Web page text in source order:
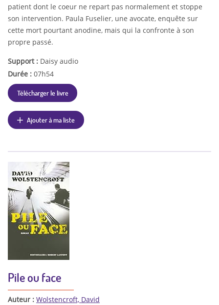
patient dont le coeur ne repart pas normalement et stoppe
son intervention. Paula Fuselier, une avocate, enquête sur
cette mort pourtant anodine, mais qui la confronte à son
propre passé.
Support : Daisy audio
Durée : 07h54
Télécharger le livre
Ajouter à ma liste
Pile ou face
Auteur : Wolstencroft, David